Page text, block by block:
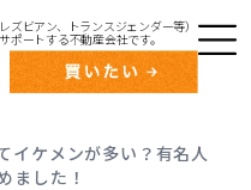
ズビアン、トランスジェンダー等）
ポートする不動産会社です。
イケメンが多い？有名人
ました！